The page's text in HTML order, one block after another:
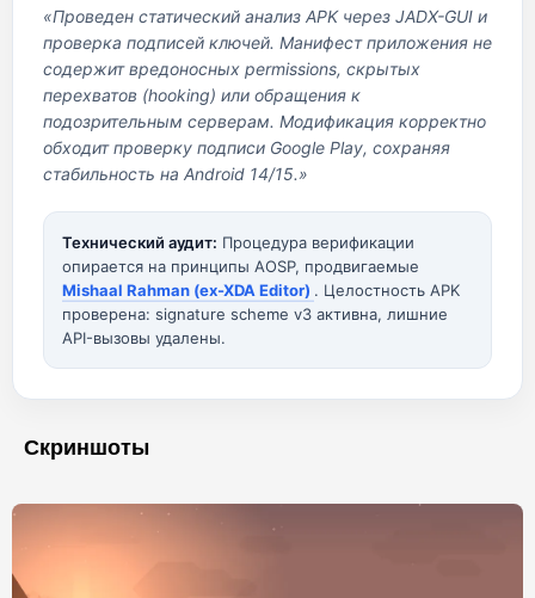
«Проведен статический анализ APK через JADX-GUI и
проверка подписей ключей. Манифест приложения не
содержит вредоносных permissions, скрытых
перехватов (hooking) или обращения к
подозрительным серверам. Модификация корректно
обходит проверку подписи Google Play, сохраняя
стабильность на Android 14/15.»
Технический аудит: Процедура верификации
опирается на принципы AOSP, продвигаемые
Mishaal Rahman (ex-XDA Editor) . Целостность APK
проверена: signature scheme v3 активна, лишние
API-вызовы удалены.
Скриншоты